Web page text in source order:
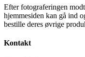
Efter fotograferingen
hjemmesiden kan gå ind
bestille deres øvrige
Kontakt